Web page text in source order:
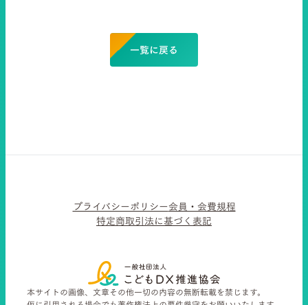
一覧に戻る
プライバシーポリシー会員・会費規程
特定商取引法に基づく表記
本サイトの画像、文章その他一切の内容の無断転載を禁じます。